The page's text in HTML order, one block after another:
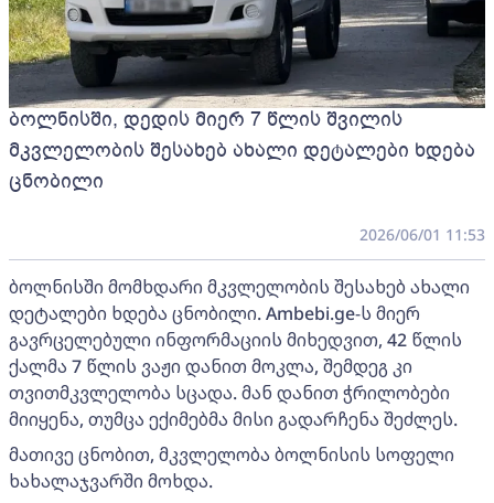
ბოლნისში, დედის მიერ 7 წლის შვილის
მკვლელობის შესახებ ახალი დეტალები ხდება
ცნობილი
2026/06/01 11:53
ბოლნისში მომხდარი მკვლელობის შესახებ ახალი
დეტალები ხდება ცნობილი. Ambebi.ge-ს მიერ
გავრცელებული ინფორმაციის მიხედვით, 42 წლის
ქალმა 7 წლის ვაჟი დანით მოკლა, შემდეგ კი
თვითმკვლელობა სცადა. მან დანით ჭრილობები
მიიყენა, თუმცა ექიმებმა მისი გადარჩენა შეძლეს.
მათივე ცნობით, მკვლელობა ბოლნისის სოფელი
ხახალაჯვარში მოხდა.